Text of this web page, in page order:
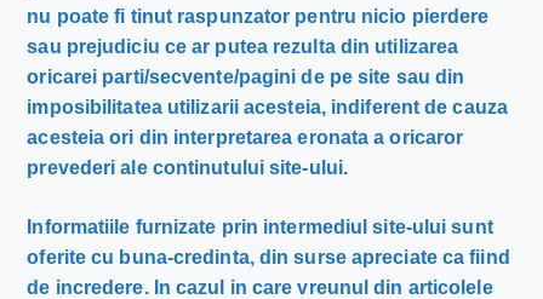
nu poate fi tinut raspunzator pentru nicio pierdere
sau prejudiciu ce ar putea rezulta din utilizarea
oricarei parti/secvente/pagini de pe site sau din
imposibilitatea utilizarii acesteia, indiferent de cauza
acesteia ori din interpretarea eronata a oricaror
prevederi ale continutului site-ului.
Informatiile furnizate prin intermediul site-ului sunt
oferite cu buna-credinta, din surse apreciate ca fiind
de incredere. In cazul in care vreunul din articolele